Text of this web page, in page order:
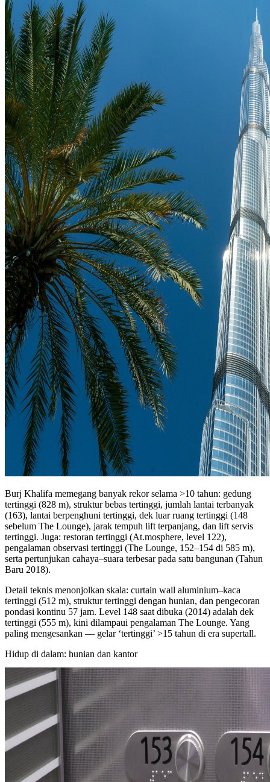
Burj Khalifa memegang banyak rekor selama >10 tahun: gedung
tertinggi (828 m), struktur bebas tertinggi, jumlah lantai terbanyak
(163), lantai berpenghuni tertinggi, dek luar ruang tertinggi (148
sebelum The Lounge), jarak tempuh lift terpanjang, dan lift servis
tertinggi. Juga: restoran tertinggi (At.mosphere, level 122),
pengalaman observasi tertinggi (The Lounge, 152–154 di 585 m),
serta pertunjukan cahaya–suara terbesar pada satu bangunan (Tahun
Baru 2018).
Detail teknis menonjolkan skala: curtain wall aluminium–kaca
tertinggi (512 m), struktur tertinggi dengan hunian, dan pengecoran
pondasi kontinu 57 jam. Level 148 saat dibuka (2014) adalah dek
tertinggi (555 m), kini dilampaui pengalaman The Lounge. Yang
paling mengesankan — gelar ‘tertinggi’ >15 tahun di era supertall.
Hidup di dalam: hunian dan kantor